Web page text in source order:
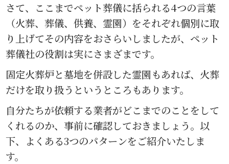
さて、ここまでペット葬儀に括られる4つの言葉
（火葬、葬儀、供養、霊園）をそれぞれ個別に取
り上げてその内容をおさらいしましたが、ペット
葬儀社の役割は実にさまざまです。
固定火葬炉と墓地を併設した霊園もあれば、火葬
だけを取り扱うというところもあります。
自分たちが依頼する業者がどこまでのことをして
くれるのか、事前に確認しておきましょう。以
下、よくある3つのパターンをご紹介いたしま
す。